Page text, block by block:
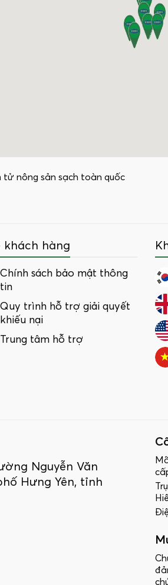
tử nông sản sạch toàn quốc
khách hàng
Chính sách bảo mật thông
tin
Quy trình hỗ trợ giải quyết
khiếu nại
Trung tâm hỗ trợ
Nguyễn Văn
Hưng Yên, tỉnh